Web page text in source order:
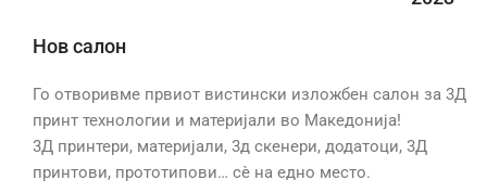
Нов салон
Го отворивме првиот вистински изложбен салон за 3Д
принт технологии и материјали во Македонија!
3Д принтери, материјали, 3д скенери, додатоци, 3Д
принтови, прототипови… сѐ на едно место.